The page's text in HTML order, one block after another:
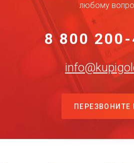
любому
8 800
ПЕРЕЗВОНИТЕ